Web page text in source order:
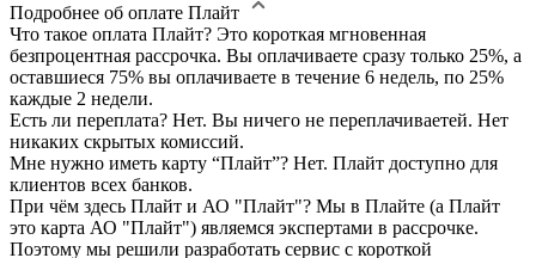
Подробнее об оплате Плайт
Что такое оплата Плайт? Это короткая мгновенная
безпроцентная рассрочка. Вы оплачиваете сразу только 25%, а
оставшиеся 75% вы оплачиваете в течение 6 недель, по 25%
каждые 2 недели.
Есть ли переплата? Нет. Вы ничего не переплачиваетей. Нет
никаких скрытых комиссий.
Мне нужно иметь карту “Плайт”? Нет. Плайт доступно для
клиентов всех банков.
При чём здесь Плайт и АО "Плайт"? Мы в Плайте (а Плайт
это карта АО "Плайт") являемся экспертами в рассрочке.
Поэтому мы решили разработать сервис с короткой